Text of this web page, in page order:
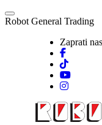
Skip
to
Robot General Trading
Zaprati